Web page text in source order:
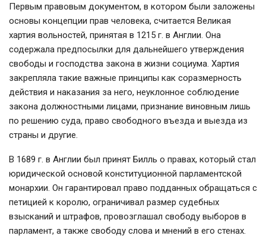
Первым правовым документом, в котором были заложены
основы концепции прав человека, считается Великая
хартия вольностей, принятая в 1215 г. в Англии. Она
содержала предпосылки для дальнейшего утверждения
свободы и господства закона в жизни социума. Хартия
закрепляла такие важные принципы как соразмерность
действия и наказания за него, неуклонное соблюдение
закона должностными лицами, признание виновным лишь
по решению суда, право свободного въезда и выезда из
страны и другие.
В 1689 г. в Англии был принят Билль о правах, который стал
юридической основой конституционной парламентской
монархии. Он гарантировал право подданных обращаться с
петицией к королю, ограничивал размер судебных
взысканий и штрафов, провозглашал свободу выборов в
парламент, а также свободу слова и мнений в его стенах.